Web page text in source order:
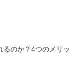
るのか？4つのメリッ